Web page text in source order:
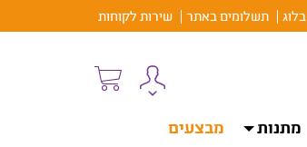
בלוג תשלומים באתר שירות לקוחות
מתנות
מבצעים